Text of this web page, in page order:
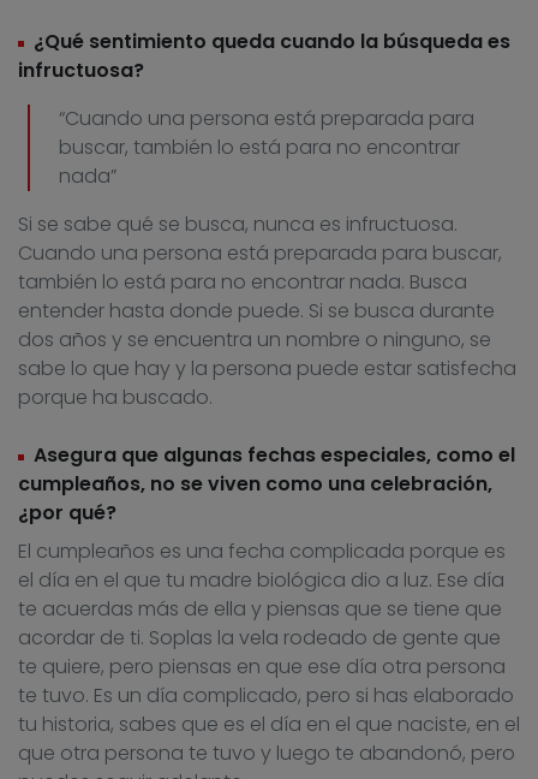
¿Qué sentimiento queda cuando la búsqueda es
infructuosa?
“Cuando una persona está preparada para
buscar, también lo está para no encontrar
nada”
Si se sabe qué se busca, nunca es infructuosa.
Cuando una persona está preparada para buscar,
también lo está para no encontrar nada. Busca
entender hasta donde puede. Si se busca durante
dos años y se encuentra un nombre o ninguno, se
sabe lo que hay y la persona puede estar satisfecha
porque ha buscado.
Asegura que algunas fechas especiales, como el
cumpleaños, no se viven como una celebración,
¿por qué?
El cumpleaños es una fecha complicada porque es
el día en el que tu madre biológica dio a luz. Ese día
te acuerdas más de ella y piensas que se tiene que
acordar de ti. Soplas la vela rodeado de gente que
te quiere, pero piensas en que ese día otra persona
te tuvo. Es un día complicado, pero si has elaborado
tu historia, sabes que es el día en el que naciste, en el
que otra persona te tuvo y luego te abandonó, pero